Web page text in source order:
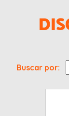
Buscar por: